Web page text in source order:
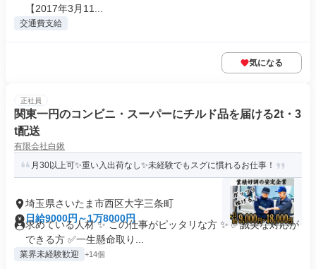
【2017年3月11...
交通費支給
気になる
正社員
関東一円のコンビニ・スーパーにチルド品を届ける2t・3
t配送
有限会社白鍬
月30以上可✨重い入出荷なし✨未経験でもスグに慣れるお仕事！
埼玉県さいたま市西区大字三条町
日給9000円～1万8000円
求めている人材 ✨ この仕事がピッタリな方 ✨ ✅誠実な対応が
できる方 ✅一生懸命取り...
業界未経験歓迎 +14個